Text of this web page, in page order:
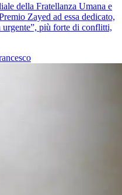
della Fratellanza Umana e
Zayed ad essa dedicato,
urgente”, più forte di conflitti,